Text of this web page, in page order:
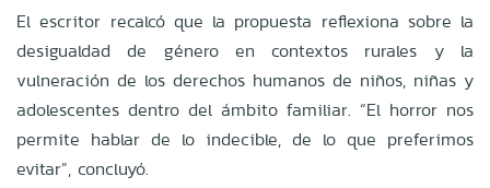
El escritor recalcó que la propuesta reflexiona sobre la
desigualdad de género en contextos rurales y la
vulneración de los derechos humanos de niños, niñas y
adolescentes dentro del ámbito familiar. “El horror nos
permite hablar de lo indecible, de lo que preferimos
evitar”, concluyó.